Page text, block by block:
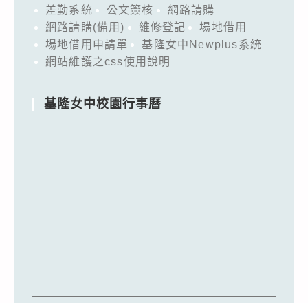
差勤系統 公文簽核
網路請購
網路請購(備用)
維修登記
場地借用
場地借用申請單
基隆女中Newplus系統
網站維護之css使用說明
基隆女中校園行事曆